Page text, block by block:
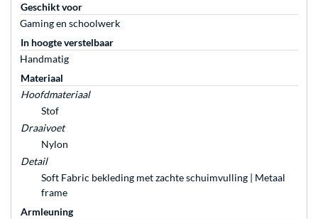
Geschikt voor
Gaming en schoolwerk
In hoogte verstelbaar
Handmatig
Materiaal
Hoofdmateriaal
Stof
Draaivoet
Nylon
Detail
Soft Fabric bekleding met zachte schuimvulling | Metaal
frame
Armleuning